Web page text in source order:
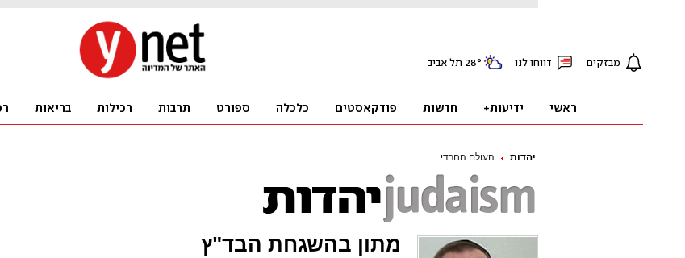
יהדות העולם החרדי
מתון בהשגחת הבד"ץ